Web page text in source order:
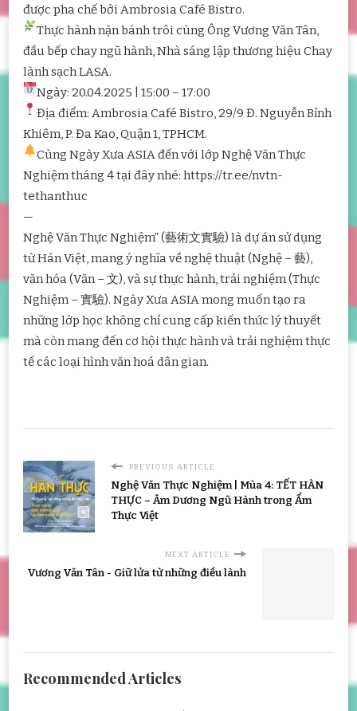
được pha chế bởi Ambrosia Café Bistro.
Thực hành nặn bánh trôi cùng Ông Vương Văn Tân,
đầu bếp chay ngũ hành, Nhà sáng lập thương hiệu Chay
lành sạch LASA.
Ngày: 20.04.2025 | 15:00 – 17:00
Địa điểm: Ambrosia Café Bistro, 29/9 Đ. Nguyễn Bỉnh
Khiêm, P. Đa Kao, Quận 1, TPHCM.
Cùng Ngày Xưa ASIA đến với lớp Nghệ Văn Thực
Nghiệm tháng 4 tại đây nhé: https://tr.ee/nvtn-
tethanthuc
—
Nghệ Văn Thực Nghiệm” (藝術文實驗) là dự án sử dụng
từ Hán Việt, mang ý nghĩa về nghệ thuật (Nghệ – 藝),
văn hóa (Văn – 文), và sự thực hành, trải nghiệm (Thực
Nghiệm – 實驗). Ngày Xưa ASIA mong muốn tạo ra
những lớp học không chỉ cung cấp kiến thức lý thuyết
mà còn mang đến cơ hội thực hành và trải nghiệm thực
tế các loại hình văn hoá dân gian.
PREVIOUS ARTICLE
Nghệ Văn Thực Nghiệm | Mùa 4: TẾT HÀN
THỰC – Âm Dương Ngũ Hành trong Ẩm
Thực Việt
NEXT ARTICLE
Vương Văn Tân - Giữ lửa từ những điều lành
Recommended Articles